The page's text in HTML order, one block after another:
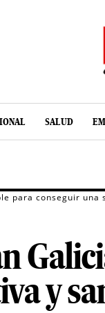
SALUD
para conseguir una
y